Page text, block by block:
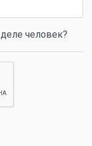
человек?